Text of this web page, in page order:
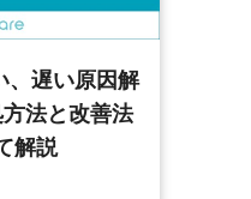
、遅い原因解
法と改善法
解説